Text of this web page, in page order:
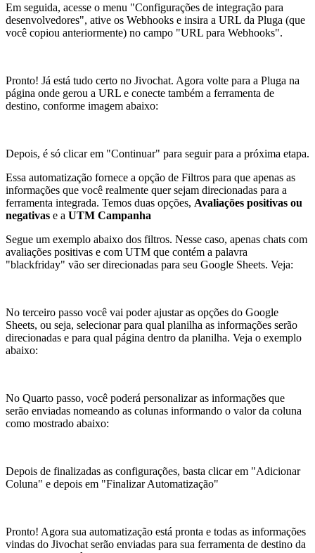
Em seguida, acesse o menu "Configurações de integração para
desenvolvedores", ative os Webhooks e insira a URL da Pluga (que
você copiou anteriormente) no campo "URL para Webhooks".
Pronto! Já está tudo certo no Jivochat. Agora volte para a Pluga na
página onde gerou a URL e conecte também a ferramenta de
destino, conforme imagem abaixo:
Depois, é só clicar em "Continuar" para seguir para a próxima etapa.
Essa automatização fornece a opção de Filtros para que apenas as
informações que você realmente quer sejam direcionadas para a
ferramenta integrada. Temos duas opções, Avaliações positivas ou
negativas e a UTM Campanha
Segue um exemplo abaixo dos filtros. Nesse caso, apenas chats com
avaliações positivas e com UTM que contém a palavra
"blackfriday" vão ser direcionadas para seu Google Sheets. Veja:
No terceiro passo você vai poder ajustar as opções do Google
Sheets, ou seja, selecionar para qual planilha as informações serão
direcionadas e para qual página dentro da planilha. Veja o exemplo
abaixo:
No Quarto passo, você poderá personalizar as informações que
serão enviadas nomeando as colunas informando o valor da coluna
como mostrado abaixo:
Depois de finalizadas as configurações, basta clicar em "Adicionar
Coluna" e depois em "Finalizar Automatização"
Pronto! Agora sua automatização está pronta e todas as informações
vindas do Jivochat serão enviadas para sua ferramenta de destino da